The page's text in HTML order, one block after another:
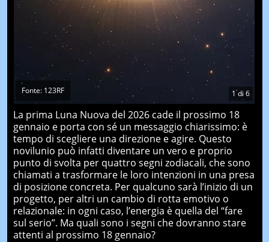
1di 6
Fonte: 123RF
La prima Luna Nuova del 2026 cade il prossimo 18
gennaio e porta con sé un messaggio chiarissimo: è
tempo di scegliere una direzione e agire. Questo
novilunio può infatti diventare un vero e proprio
punto di svolta per quattro segni zodiacali, che sono
chiamati a trasformare le loro intenzioni in una presa
di posizione concreta. Per qualcuno sarà l’inizio di un
progetto, per altri un cambio di rotta emotivo o
relazionale: in ogni caso, l’energia è quella del “fare
sul serio”. Ma quali sono i segni che dovranno stare
attenti al prossimo 18 gennaio?